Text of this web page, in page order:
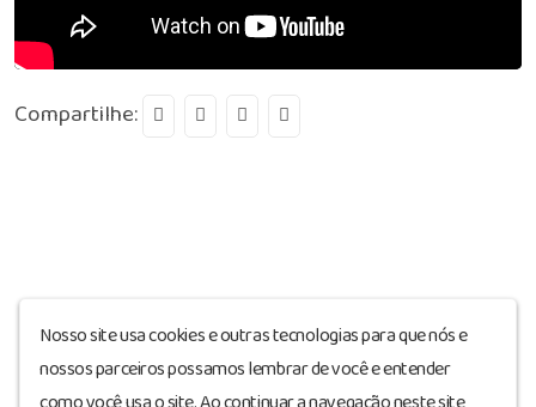
Compartilhe:
Nosso site usa cookies e outras tecnologias para que nós e
nossos parceiros possamos lembrar de você e entender